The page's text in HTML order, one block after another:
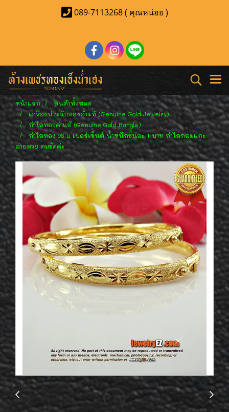
089-7113268 ( คุณหน่อย )
หน้าแรก
สินค้าทั้งหมด
เครื่องประดับทองคำแท้ (Genuine Gold Jewelry)
กำไลทองคำแท้ (Genuine Gold Bangle)
กำไลทอง 96.5 เปอร์เซ็นต์ น้ำหนักชิ้นละ 1 บาท กำไลกลมแกะ
ลายสวย คมชัดค่ะ